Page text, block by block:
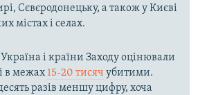
Сєвєродонецьку, а також у Києві
містах і селах.
і країни Заходу оцінювали
в межах 15-20 тисяч убитими.
разів меншу цифру, хоча